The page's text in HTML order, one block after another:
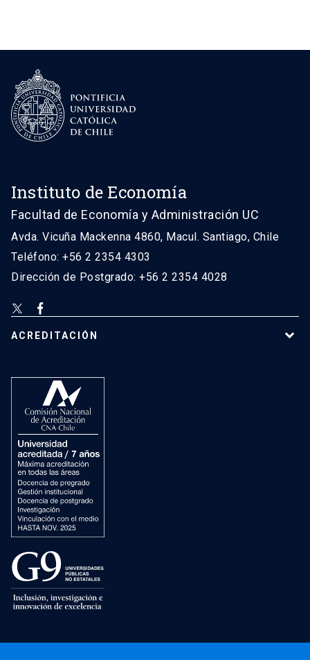
Instituto de Economía
Facultad de Economía y Administración UC
Avda. Vicuña Mackenna 4860, Macul. Santiago, Chile
Teléfono: +56 2 2354 4303
Dirección de Postgrado: +56 2 2354 4028
ACREDITACIÓN